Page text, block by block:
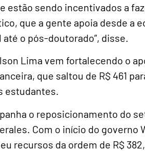
estão sendo incentivados a
que a gente apoia desde a
o pós-doutorado”, disse.
Lima vem fortalecendo o
que saltou de R$ 461
estudantes.
o reposicionamento do
Com o início do governo
recursos da ordem de R$